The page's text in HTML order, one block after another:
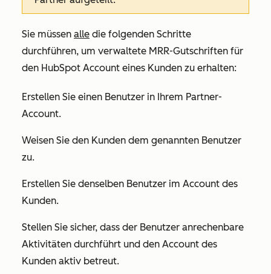
Sie müssen alle die folgenden Schritte
durchführen, um verwaltete MRR-Gutschriften für
den HubSpot Account eines Kunden zu erhalten:
Erstellen Sie einen Benutzer in Ihrem Partner-
Account.
Weisen Sie den Kunden dem genannten Benutzer
zu.
Erstellen Sie denselben Benutzer im Account des
Kunden.
Stellen Sie sicher, dass der Benutzer anrechenbare
Aktivitäten durchführt und den Account des
Kunden aktiv betreut.